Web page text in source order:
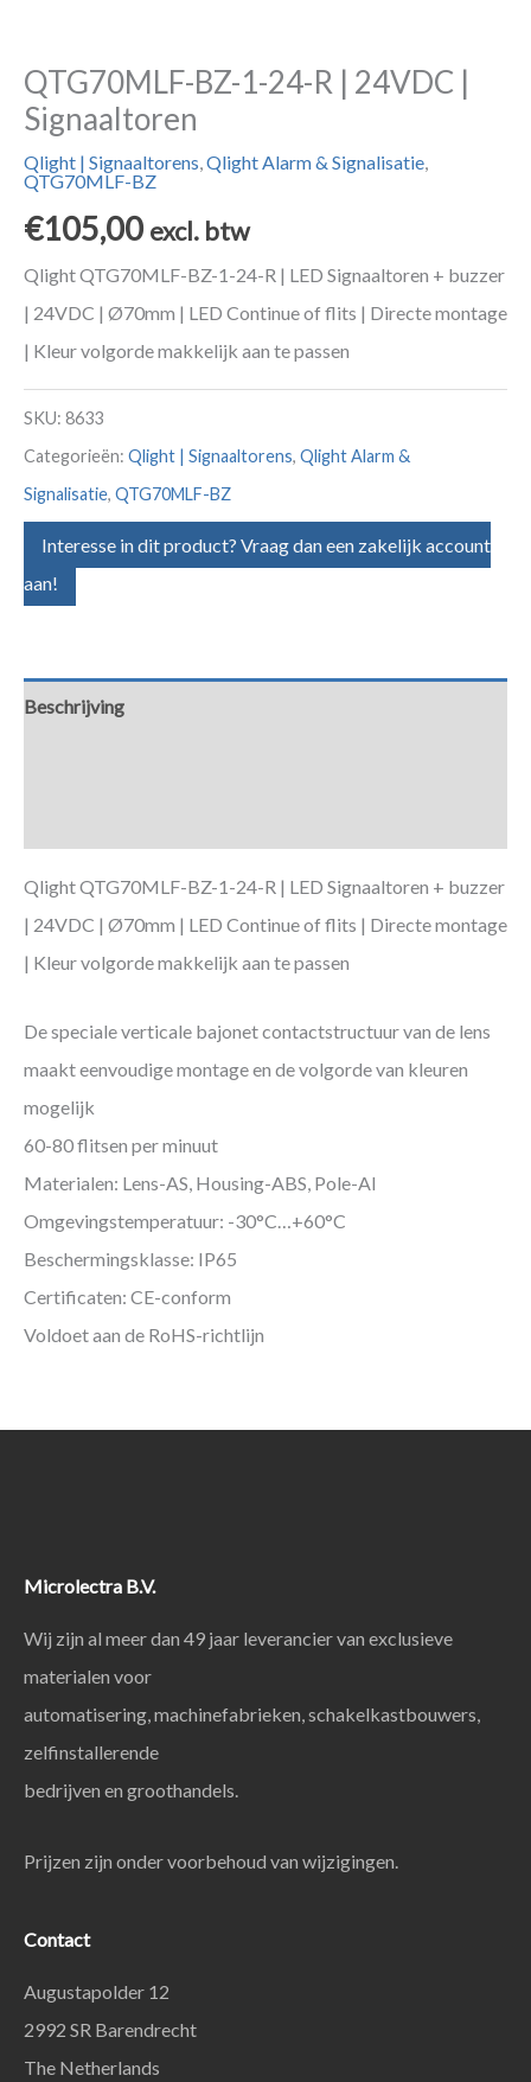
QTG70MLF-BZ-1-24-R | 24VDC |
Signaaltoren
Qlight | Signaaltorens,Qlight Alarm & Signalisatie,
QTG70MLF-BZ
€105,00 excl. btw
Qlight QTG70MLF-BZ-1-24-R | LED Signaaltoren + buzzer
| 24VDC | Ø70mm | LED Continue of flits | Directe montage
| Kleur volgorde makkelijk aan te passen
SKU: 8633
Categorieën: Qlight | Signaaltorens, Qlight Alarm &
Signalisatie, QTG70MLF-BZ
Interesse in dit product? Vraag dan een zakelijk account
aan!
Beschrijving
Qlight QTG70MLF-BZ-1-24-R | LED Signaaltoren + buzzer
| 24VDC | Ø70mm | LED Continue of flits | Directe montage
| Kleur volgorde makkelijk aan te passen
De speciale verticale bajonet contactstructuur van de lens
maakt eenvoudige montage en de volgorde van kleuren
mogelijk
60-80 flitsen per minuut
Materialen: Lens-AS, Housing-ABS, Pole-Al
Omgevingstemperatuur: -30°C…+60°C
Beschermingsklasse: IP65
Certificaten: CE-conform
Voldoet aan de RoHS-richtlijn
Microlectra B.V.
Wij zijn al meer dan 49 jaar leverancier van exclusieve
materialen voor
automatisering, machinefabrieken, schakelkastbouwers,
zelfinstallerende
bedrijven en groothandels.
Prijzen zijn onder voorbehoud van wijzigingen.
Contact
Augustapolder 12
2992 SR Barendrecht
The Netherlands